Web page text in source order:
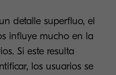
detalle superfluo, el
influye mucho en la
Si este resulta
los usuarios se